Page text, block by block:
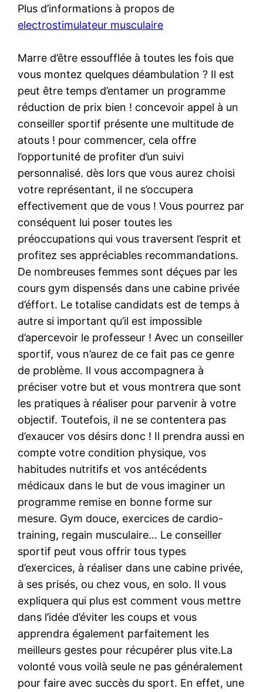
Plus d’informations à propos de
electrostimulateur musculaire
Marre d’être essoufflée à toutes les fois que
vous montez quelques déambulation ? Il est
peut être temps d’entamer un programme
réduction de prix bien ! concevoir appel à un
conseiller sportif présente une multitude de
atouts ! pour commencer, cela offre
l’opportunité de profiter d’un suivi
personnalisé. dès lors que vous aurez choisi
votre représentant, il ne s’occupera
effectivement que de vous ! Vous pourrez par
conséquent lui poser toutes les
préoccupations qui vous traversent l’esprit et
profitez ses appréciables recommandations.
De nombreuses femmes sont déçues par les
cours gym dispensés dans une cabine privée
d’éffort. Le totalise candidats est de temps à
autre si important qu’il est impossible
d’apercevoir le professeur ! Avec un conseiller
sportif, vous n’aurez de ce fait pas ce genre
de problème. Il vous accompagnera à
préciser votre but et vous montrera que sont
les pratiques à réaliser pour parvenir à votre
objectif. Toutefois, il ne se contentera pas
d’exaucer vos désirs donc ! Il prendra aussi en
compte votre condition physique, vos
habitudes nutritifs et vos antécédents
médicaux dans le but de vous imaginer un
programme remise en bonne forme sur
mesure. Gym douce, exercices de cardio-
training, regain musculaire… Le conseiller
sportif peut vous offrir tous types
d’exercices, à réaliser dans une cabine privée,
à ses prisés, ou chez vous, en solo. Il vous
expliquera qui plus est comment vous mettre
dans l’idée d’éviter les coups et vous
apprendra également parfaitement les
meilleurs gestes pour récupérer plus vite.La
volonté vous voilà seule ne pas généralement
pour faire avec succès du sport. En effet, une